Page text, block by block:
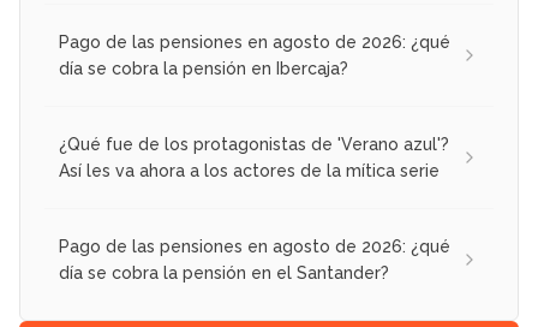
Pago de las pensiones en agosto de 2026: ¿qué
día se cobra la pensión en Ibercaja?
¿Qué fue de los protagonistas de 'Verano azul'?
Así les va ahora a los actores de la mítica serie
Pago de las pensiones en agosto de 2026: ¿qué
día se cobra la pensión en el Santander?